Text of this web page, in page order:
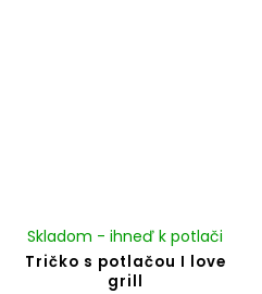
Tričko s potlačou I love
grill
Skladom - ihneď k potlači